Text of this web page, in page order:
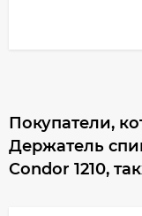
Покупатели,
Держатель
Condor 1210,